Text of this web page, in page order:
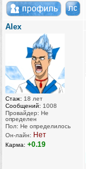
AIex
Стаж: 18 лет
Сообщений: 1008
Провайдер: Не
определен
Пол: Не определилось
Он-лайн: Нет
Карма: +0.19